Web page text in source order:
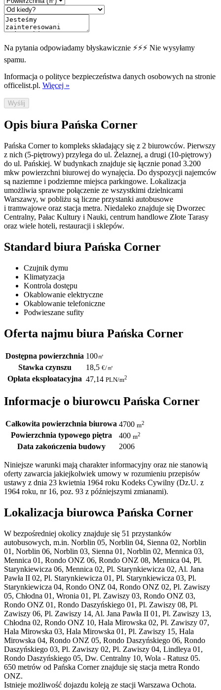
Na pytania odpowiadamy błyskawicznie ⚡⚡⚡ Nie wysyłamy
spamu.
Informacja o polityce bezpieczeństwa danych osobowych na stronie
officelist.pl. Więcej »
Wyślij
Opis biura Pańska Corner
Pańska Corner to kompleks składający się z 2 biurowców. Pierwszy
z nich (5-piętrowy) przylega do ul. Żelaznej, a drugi (10-piętrowy)
do ul. Pańskiej. W budynkach znajduje się łącznie ponad 3.200
mkw powierzchni biurowej do wynajęcia. Do dyspozycji najemców
są naziemne i podziemne miejsca parkingowe. Lokalizacja
umożliwia sprawne połączenie ze wszystkimi dzielnicami
Warszawy, w pobliżu są liczne przystanki autobusowe
i tramwajowe oraz stacja metra. Niedaleko znajduje się Dworzec
Centralny, Pałac Kultury i Nauki, centrum handlowe Złote Tarasy
oraz wiele hoteli, restauracji i sklepów.
Standard biura Pańska Corner
Czujnik dymu
Klimatyzacja
Kontrola dostępu
Okablowanie elektryczne
Okablowanie telefoniczne
Podwieszane sufity
Oferta najmu biura Pańska Corner
Dostępna powierzchnia 100㎡
Stawka czynszu 18,5 €/㎡
Opłata eksploatacyjna 47,14 PLN/m2
Informacje o biurowcu Pańska Corner
Całkowita powierzchnia biurowa 4700 m2
Powierzchnia typowego piętra 400 m2
Data zakończenia budowy 2006
Niniejsze warunki mają charakter informacyjny oraz nie stanowią
oferty zawarcia jakiejkolwiek umowy w rozumieniu przepisów
ustawy z dnia 23 kwietnia 1964 roku Kodeks Cywilny (Dz.U. z
1964 roku, nr 16, poz. 93 z późniejszymi zmianami).
Lokalizacja biurowca Pańska Corner
W bezpośredniej okolicy znajduje się 51 przystanków
autobusowych, m.in. Norblin 05, Norblin 04, Sienna 02, Norblin
01, Norblin 06, Norblin 03, Sienna 01, Norblin 02, Mennica 03,
Mennica 01, Rondo ONZ 06, Rondo ONZ 08, Mennica 04, Pl.
Starynkiewicza 06, Mennica 02, Pl. Starynkiewicza 02, Al. Jana
Pawła II 02, Pl. Starynkiewicza 01, Pl. Starynkiewicza 03, Pl.
Starynkiewicza 04, Rondo ONZ 04, Rondo ONZ 02, Pl. Zawiszy
05, Chłodna 01, Wronia 01, Pl. Zawiszy 03, Rondo ONZ 03,
Rondo ONZ 01, Rondo Daszyńskiego 01, Pl. Zawiszy 08, Pl.
Zawiszy 06, Pl. Zawiszy 14, Al. Jana Pawła II 01, Pl. Zawiszy 13,
Chłodna 02, Rondo ONZ 10, Hala Mirowska 02, Pl. Zawiszy 07,
Hala Mirowska 03, Hala Mirowska 01, Pl. Zawiszy 15, Hala
Mirowska 04, Rondo ONZ 05, Rondo Daszyńskiego 06, Rondo
Daszyńskiego 03, Pl. Zawiszy 02, Pl. Zawiszy 04, Lindleya 01,
Rondo Daszyńskiego 05, Dw. Centralny 10, Wola - Ratusz 05.
650 metrów od Pańska Corner znajduje się stacja metra Rondo
ONZ.
Istnieje możliwość dojazdu koleją ze stacji Warszawa Ochota.